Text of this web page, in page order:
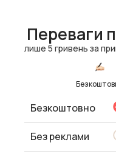
Переваги
лише 5 гривень за
Безкоштовно
Без реклами